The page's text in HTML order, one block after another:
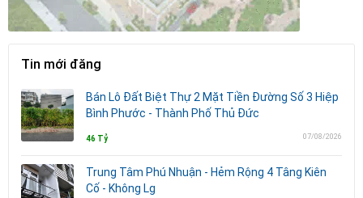
Tin mới đăng
Bán Lô Đất Biệt Thự 2 Mặt Tiền Đường Số 3 Hiệp
Bình Phước - Thành Phố Thủ Đức
46 Tỷ 07/08/2026
Trung Tâm Phú Nhuận - Hẻm Rộng 4 Tâng Kiên
Cố - Không Lg